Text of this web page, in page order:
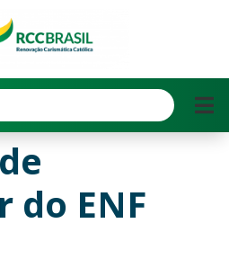
ENF